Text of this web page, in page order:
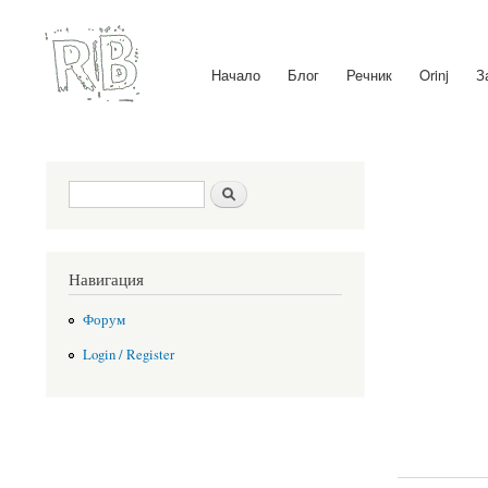
Main menu Начало Блог Речник Orinj
Search form
Навигация
Форум
Login / Register